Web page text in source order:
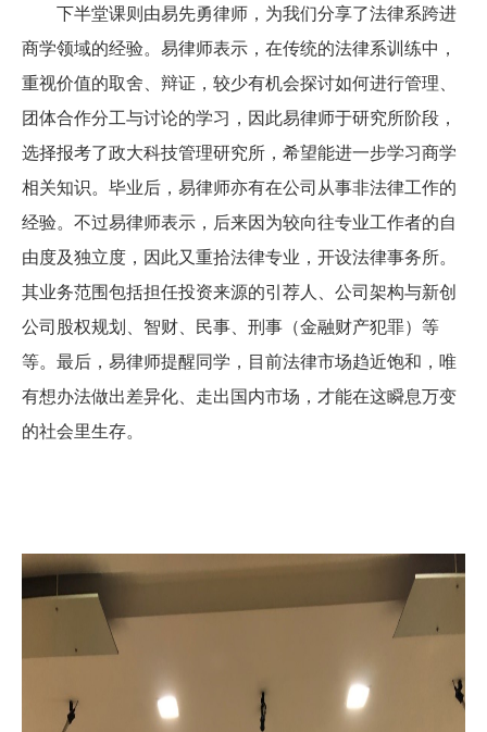
下半堂课则由易先勇律师，为我们分享了法律系跨进
商学领域的经验。易律师表示，在传统的法律系训练中，
重视价值的取舍、辩证，较少有机会探讨如何进行管理、
团体合作分工与讨论的学习，因此易律师于研究所阶段，
选择报考了政大科技管理研究所，希望能进一步学习商学
相关知识。毕业后，易律师亦有在公司从事非法律工作的
经验。不过易律师表示，后来因为较向往专业工作者的自
由度及独立度，因此又重拾法律专业，开设法律事务所。
其业务范围包括担任投资来源的引荐人、公司架构与新创
公司股权规划、智财、民事、刑事（金融财产犯罪）等
等。最后，易律师提醒同学，目前法律市场趋近饱和，唯
有想办法做出差异化、走出国内市场，才能在这瞬息万变
的社会里生存。